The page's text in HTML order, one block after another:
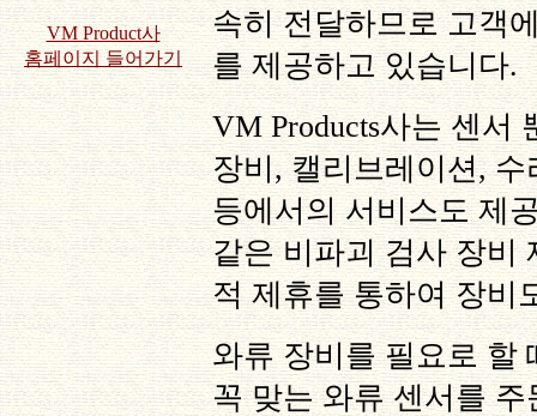
VM Product사
홈페이지 들어가기
속히 전달하므로 고객
를 제공하고 있습니다.
VM Products사는 센서
장비,캘리브레이션,수
등에서의 서비스도 제
같은 비파괴 검사 장비
적 제휴를 통하여 장비
와류 장비를 필요로 할
꼭 맞는 와류 센서를